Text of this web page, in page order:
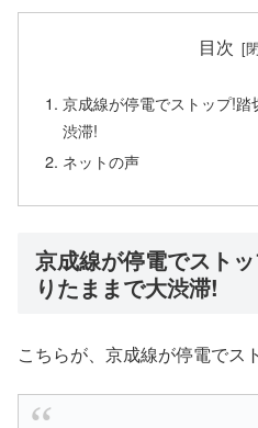
目次
京成線が停電でストップ!
渋滞!
ネットの声
京成線が停電でスト
りたままで大渋滞!
こちらが、京成線が停電でス